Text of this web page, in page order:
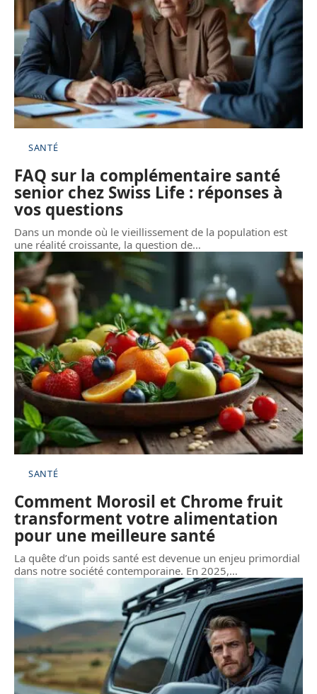
SANTÉ
FAQ sur la complémentaire santé
senior chez Swiss Life : réponses à
vos questions
Dans un monde où le vieillissement de la population est
une réalité croissante, la question de…
SANTÉ
Comment Morosil et Chrome fruit
transforment votre alimentation
pour une meilleure santé
La quête d’un poids santé est devenue un enjeu primordial
dans notre société contemporaine. En 2025,…